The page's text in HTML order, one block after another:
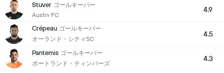
Stuver ゴールキーパー
Austin FC
4.9
Crépeau ゴールキーパー
オーランド・シティSC
4.5
Pantemis ゴールキーパー
ポートランド・ティンバーズ
4.3